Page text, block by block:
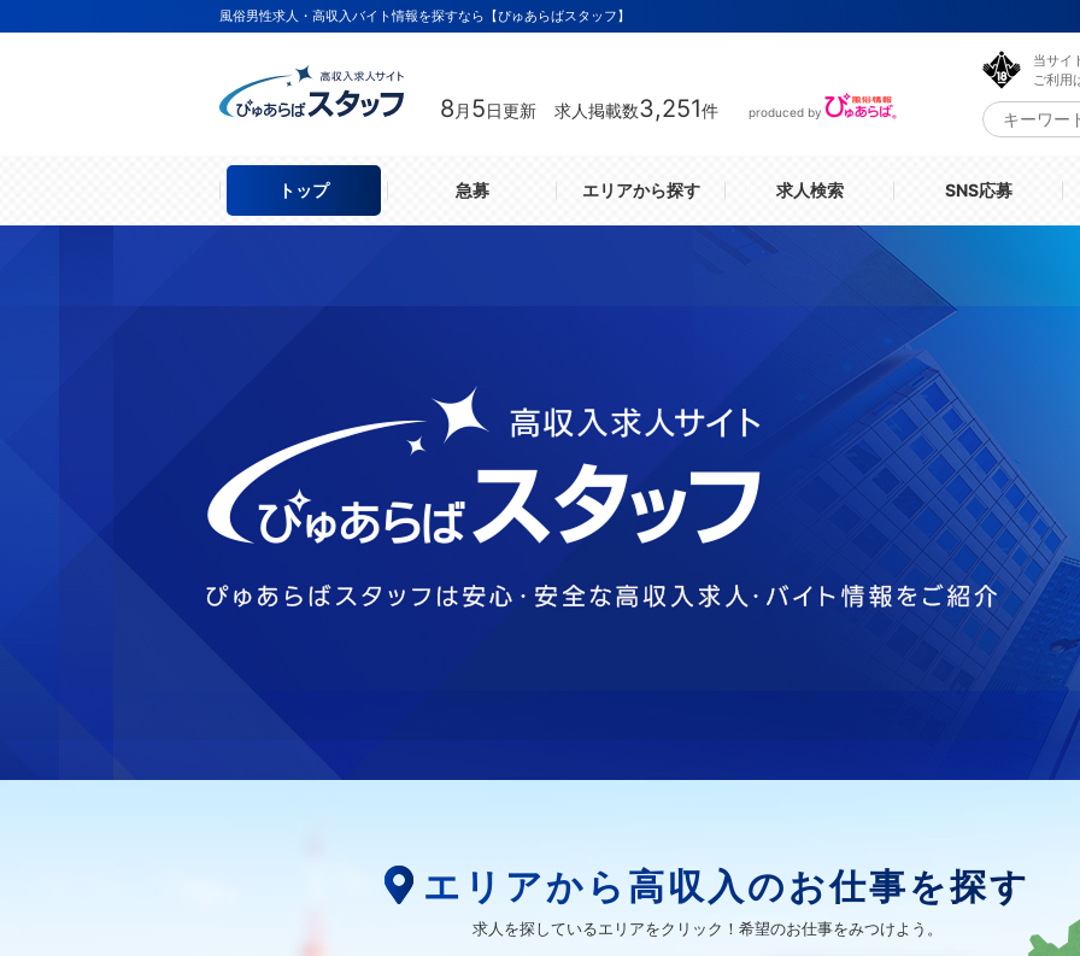
風俗男性求人・高収入バイト情報を探すなら【ぴゅあらばスタッフ】
8 月 5日更新 求人掲載数3,251件 produced by
当サイ
ご利用
トップ 急募 エリアから探す 求人検索 SNS応募
エリアから高収入のお仕事を探す
求人を探しているエリアをクリック！希望のお仕事をみつけよう。